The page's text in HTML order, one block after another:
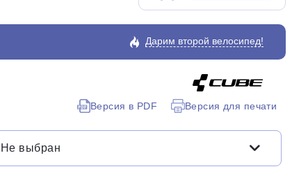
Дарим второй велосипед!
Версия в PDF Версия для печати
Не выбран